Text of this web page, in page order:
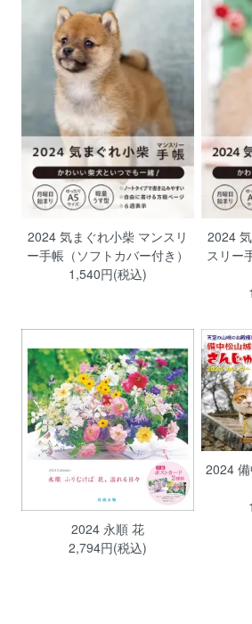
2024 気まぐれ小柴 マンスリ
ー手帳（ソフトカバー付き）
1,540円(税込)
2024
スリー
2024 永順 花
2,794円(税込)
2024